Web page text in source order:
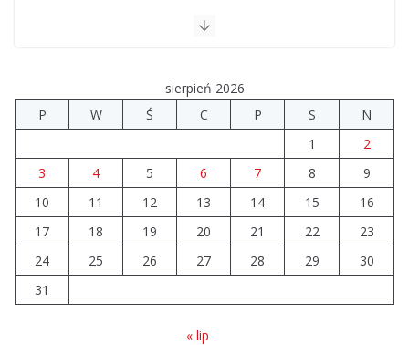
Szkoła we Władysławowie
Prawie 20 tys. zł dla dyrektora szpitala. Podwyżka
04.08.2026
Brylant dla Turku? 255. miejsce
trudno uznać za sukces
07.08.2026
sierpień 2026
P
W Ś C P S
N
1
2
3
4 5 6 7 8
9
10
11 12 13 14 15
16
17
18 19 20 21 22
23
24
25 26 27 28 29
30
31
« lip